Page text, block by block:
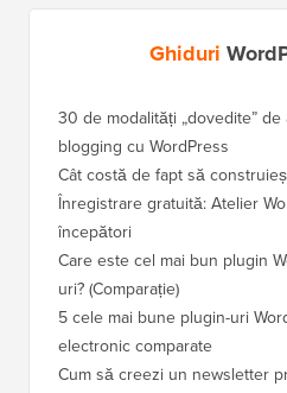
Ghiduri
30 de modalități „dovedite”
blogging cu WordPress
Cât costă de fapt să
Înregistrare gratuită: Atelier
începători
Care este cel mai bun plugin
uri? (Comparație)